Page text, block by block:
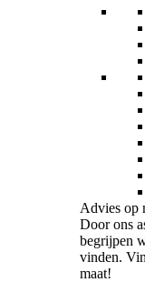
Advies op
Door ons
begrijpen
vinden.
maat!